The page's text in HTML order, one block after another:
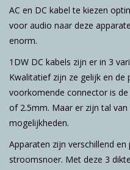
AC en DC kabel te kiezen
voor audio naar deze
enorm.
1DW DC kabels zijn er in 3
Kwalitatief zijn ze gelijk en de
voorkomende connector is
of 2.5mm. Maar er zijn tal
mogelijkheden.
Apparaten zijn verschillend
stroomsnoer. Met deze 3